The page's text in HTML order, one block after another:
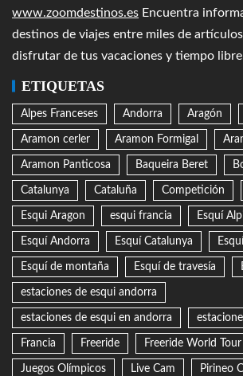
www.zoomdestinos.es Encuentra
destinos de viajes entre miles de
disfrutar de tus vacaciones y tiempo
ETIQUETAS
Alpes Franceses Andorra Aragón
Aramon cerler Aramon Formigal
Aramon Panticosa Baqueira Beret
Catalunya Cataluña Competición
Esqui Aragon esqui francia Esquí
Esquí Andorra Esquí Catalunya
Esquí de montaña Esquí de travesía
estaciones de esqui andorra
estaciones de esqui en andorra
Francia Freeride Freeride World Tour
Juegos Olímpicos Live Cam Pirineo